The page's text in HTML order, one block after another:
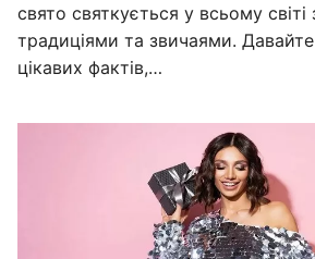
свято святкується у всьому світі
традиціями та звичаями.
цікавих фактів,…